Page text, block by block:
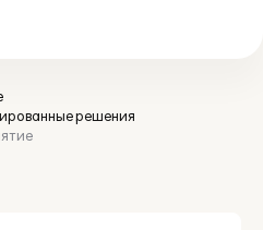
решения